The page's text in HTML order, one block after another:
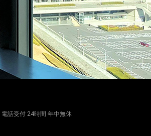
電話受付 24時間 年中無休